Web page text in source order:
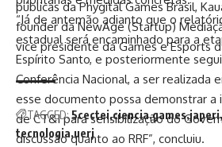
“Já de antemão adianto que o
estadual será encaminhado para a
Espírito Santo, e posteriormente
Conferência Nacional, a ser realizada
esse documento possa demonstrar a
de CT&I para sensibilização do
discussão quanto ao RRF”, concluiu.
públicas da Phygital Games Brasil,
founder da NewAge (Startup)
vice presidente da Games e Esports
TAGGED:5cectei ciencia games japeri
tecnologia uerj